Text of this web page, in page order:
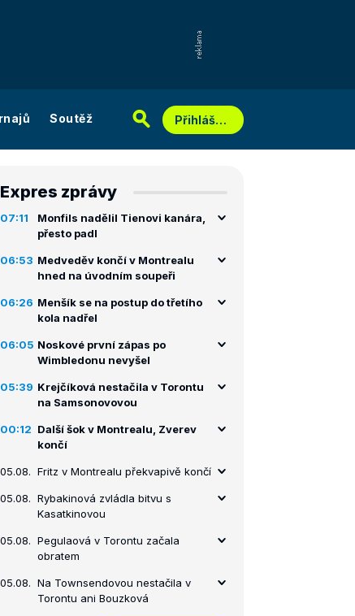
Soutěž Přihlášení
Expres zprávy
07:11
Monfils nadělil Tienovi kanára,
přesto padl
06:53 Medveděv končí v Montrealu
hned na úvodním soupeři
06:26 Menšík se na postup do třetího
kola nadřel
06:05 Noskové první zápas po
Wimbledonu nevyšel
05:39 Krejčíková nestačila v Torontu
na Samsonovovou
00:12 Další šok v Montrealu, Zverev
končí
05.08. Fritz v Montrealu překvapivě končí
05.08. Rybakinová zvládla bitvu s
Kasatkinovou
05.08. Pegulaová v Torontu začala
obratem
05.08. Na Townsendovou nestačila v
Torontu ani Bouzková